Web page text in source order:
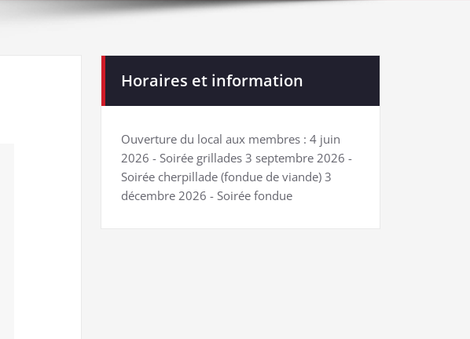
Horaires et information
Ouverture du local aux membres : 4 juin
2026 - Soirée grillades 3 septembre 2026 -
Soirée cherpillade (fondue de viande) 3
décembre 2026 - Soirée fondue